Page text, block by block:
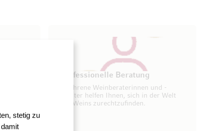
stetig zu
Professionelle Beratung
Erfahrene Weinberaterinnen und -
berater helfen Ihnen, sich in der Welt
des Weins zurechtzufinden.